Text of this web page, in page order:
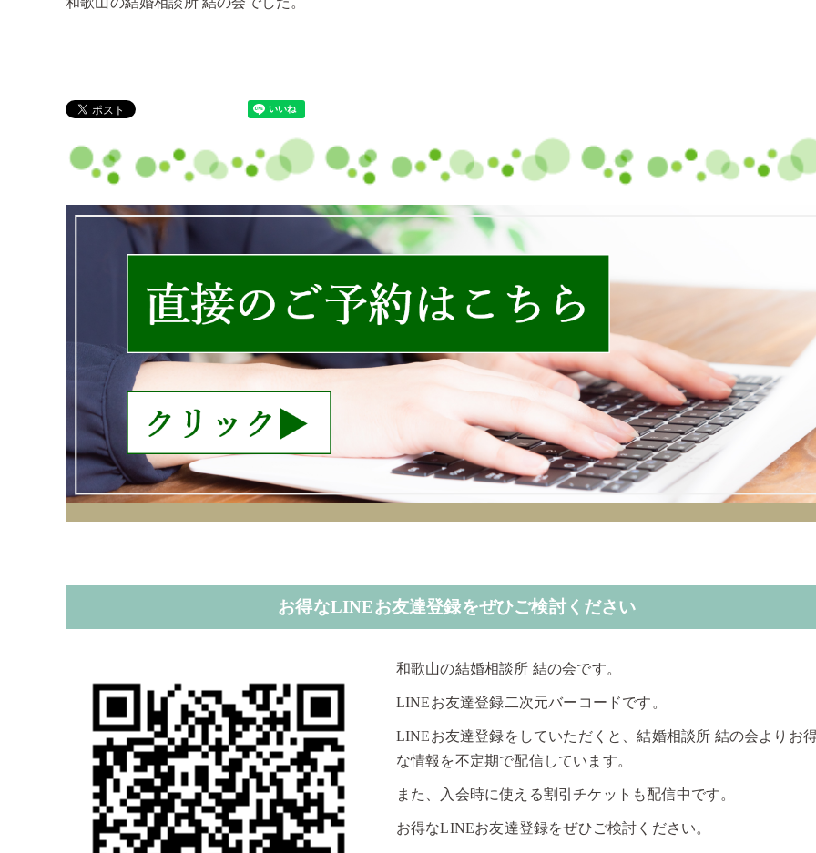
お得なLINEお友達登録をぜひご検討ください
和歌山の結婚相談所 結の会です。
LINEお友達登録二次元バーコードです。
LINEお友達登録をしていただくと、結婚相談所 結の会よりお
な情報を不定期で配信しています。
また、入会時に使える割引チケットも配信中です。
お得なLINEお友達登録をぜひご検討ください。